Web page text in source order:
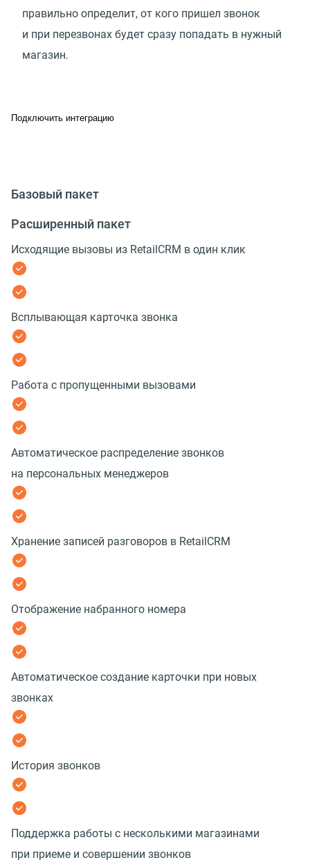
правильно определит, от кого пришел звонок
и при перезвонах будет сразу попадать в нужный
магазин.
Подключить интеграцию
Базовый пакет
Расширенный пакет
Исходящие вызовы из RetailCRM в один клик
Всплывающая карточка звонка
Работа с пропущенными вызовами
Автоматическое распределение звонков
на персональных менеджеров
Хранение записей разговоров в RetailCRM
Отображение набранного номера
Автоматическое создание карточки при новых
звонках
История звонков
Поддержка работы с несколькими магазинами
при приеме и совершении звонков